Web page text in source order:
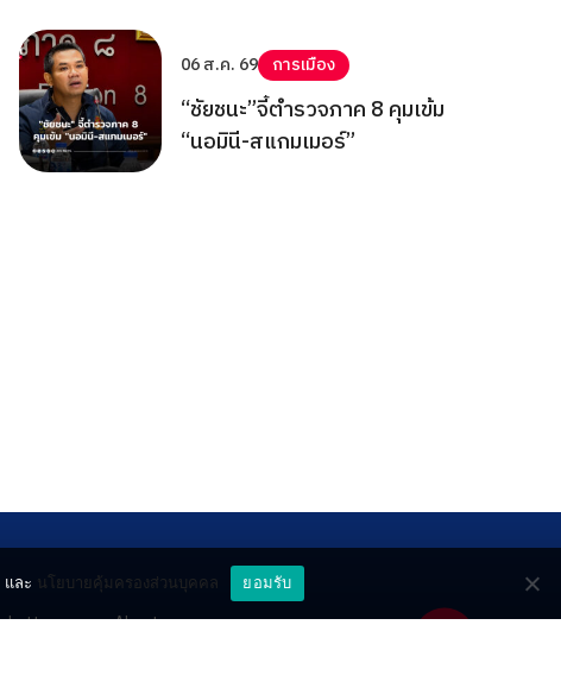
06 ส.ค. 69 การเมือง
“ชัยชนะ”จี้ตำรวจภาค 8 คุมเข้ม
“นอมินี-สแกมเมอร์”
Lottery
About
และ นโยบายคุ้มครองส่วนบุคคล ยอมรับ